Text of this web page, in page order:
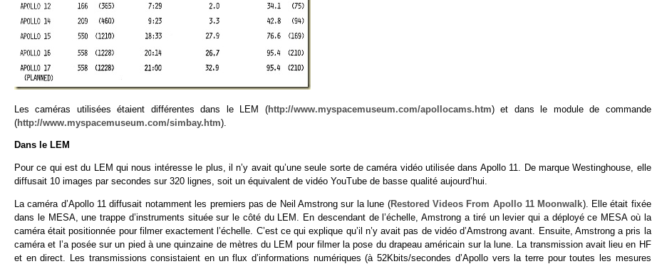
Les caméras utilisées étaient différentes dans le LEM (http://www.myspacemuseum.com/apollocams.htm) et dans le module de commande
(http://www.myspacemuseum.com/simbay.htm).
Dans le LEM
Pour ce qui est du LEM qui nous intéresse le plus, il n’y avait qu’une seule sorte de caméra vidéo utilisée dans Apollo 11. De marque Westinghouse, elle
diffusait 10 images par secondes sur 320 lignes, soit un équivalent de vidéo YouTube de basse qualité aujourd’hui.
La caméra d’Apollo 11 diffusait notamment les premiers pas de Neil Amstrong sur la lune (Restored Videos From Apollo 11 Moonwalk). Elle était fixée
dans le MESA, une trappe d’instruments située sur le côté du LEM. En descendant de l’échelle, Amstrong a tiré un levier qui a déployé ce MESA où la
caméra était positionnée pour filmer exactement l’échelle. C’est ce qui explique qu’il n’y avait pas de vidéo d’Amstrong avant. Ensuite, Amstrong a pris la
caméra et l’a posée sur un pied à une quinzaine de mètres du LEM pour filmer la pose du drapeau américain sur la lune. La transmission avait lieu en HF
et en direct. Les transmissions consistaient en un flux d’informations numériques (à 52Kbits/secondes d’Apollo vers la terre pour toutes les mesures